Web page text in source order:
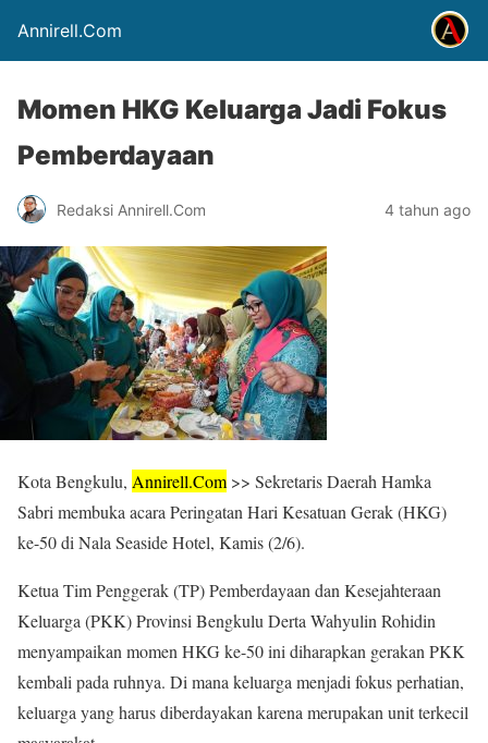
Annirell.Com
Momen HKG Keluarga Jadi Fokus
Pemberdayaan
Redaksi Annirell.Com 4 tahun ago
Kota Bengkulu, Annirell.Com >> Sekretaris Daerah Hamka
Sabri membuka acara Peringatan Hari Kesatuan Gerak (HKG)
ke-50 di Nala Seaside Hotel, Kamis (2/6).
Ketua Tim Penggerak (TP) Pemberdayaan dan Kesejahteraan
Keluarga (PKK) Provinsi Bengkulu Derta Wahyulin Rohidin
menyampaikan momen HKG ke-50 ini diharapkan gerakan PKK
kembali pada ruhnya. Di mana keluarga menjadi fokus perhatian,
keluarga yang harus diberdayakan karena merupakan unit terkecil